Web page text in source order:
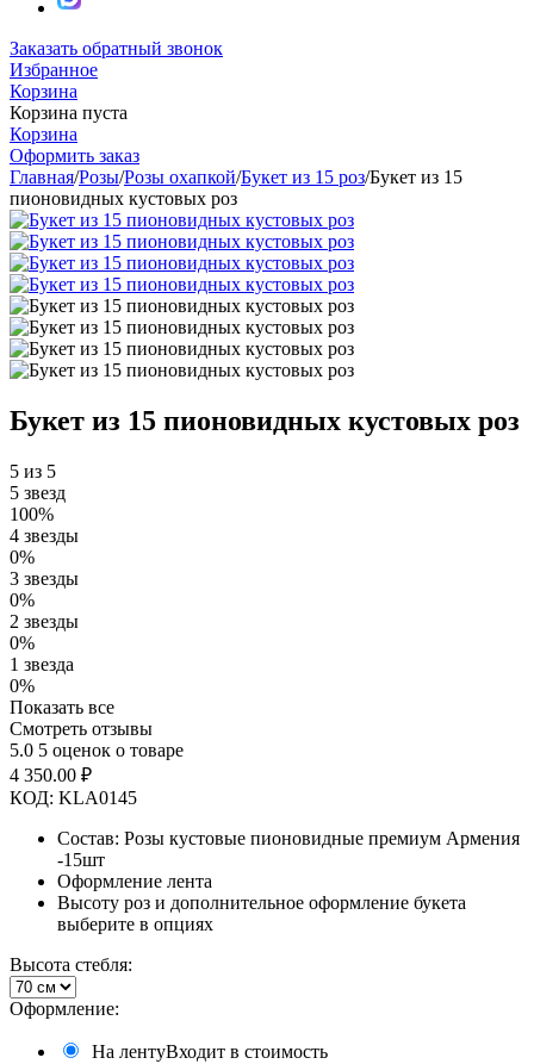
Заказать обратный звонок
Избранное
Корзина
Корзина пуста
Корзина
Оформить заказ
Главная/Розы/Розы охапкой/Букет из 15 роз/Букет из 15
пионовидных кустовых роз
Букет из 15 пионовидных кустовых роз
5 из 5
5 звезд
100%
4 звезды
0%
3 звезды
0%
2 звезды
0%
1 звезда
0%
Показать все
Смотреть отзывы
5.0 5 оценок о товаре
4 350.00 ₽
КОД: KLA0145
Состав: Розы кустовые пионовидные премиум Армения
-15шт
Оформление лента
Высоту роз и дополнительное оформление букета
выберите в опциях
Высота стебля:
Оформление:
На лентуВходит в стоимость